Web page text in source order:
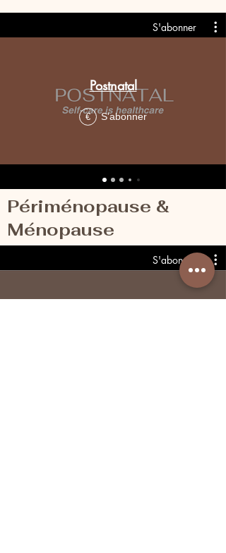
S'abonner
Postnatal
€ S'abonner
Périménopause &
Ménopause
S'abonner